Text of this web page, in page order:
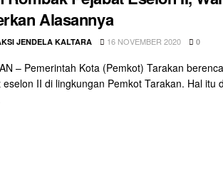
Alasannya
JENDELA KALTARA 16 NOVEMBER 2020 0
– Pemerintah Kota (Pemkot) Tarakan
eselon II di lingkungan Pemkot Tarakan. Hal itu